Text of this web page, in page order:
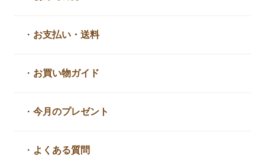
・ お支払い・送料
・ お買い物ガイド
・今月のプレゼント
・ よくある質問